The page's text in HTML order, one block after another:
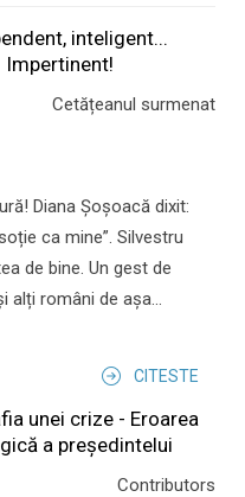
inteligent...
Impertinent!
Cetățeanul surmenat
Diana Șoșoacă dixit:
ca mine”. Silvestru
de bine. Un gest de
alți români de așa...
CITESTE
unei crize - Eroarea
a președintelui
Contributors